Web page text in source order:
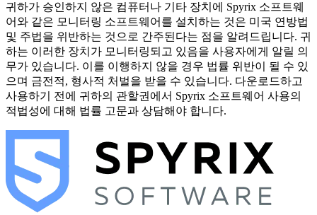
귀하가 승인하지 않은 컴퓨터나 기타 장치에 Spyrix 소프트웨
어와 같은 모니터링 소프트웨어를 설치하는 것은 미국 연방법
및 주법을 위반하는 것으로 간주된다는 점을 알려드립니다. 귀
하는 이러한 장치가 모니터링되고 있음을 사용자에게 알릴 의
무가 있습니다. 이를 이행하지 않을 경우 법률 위반이 될 수 있
으며 금전적, 형사적 처벌을 받을 수 있습니다. 다운로드하고
사용하기 전에 귀하의 관할권에서 Spyrix 소프트웨어 사용의
적법성에 대해 법률 고문과 상담해야 합니다.